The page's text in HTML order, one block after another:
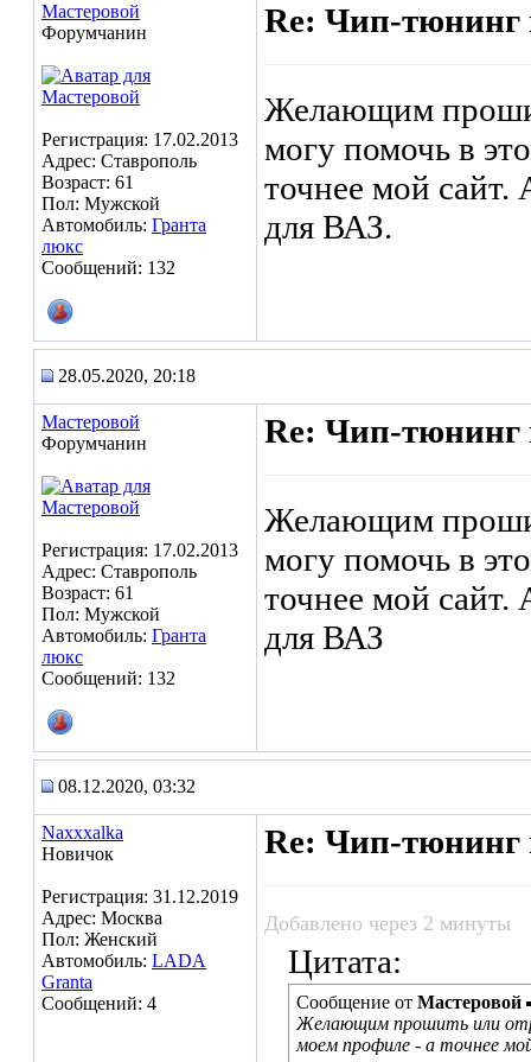
Мастеровой
Форумчанин
Регистрация: 17.02.2013
Адрес: Ставрополь
Возраст: 61
Пол: Мужской
Автомобиль: Гранта
люкс
Сообщений: 132
Re: Чип-тюнинг
Желающим
могу помочь в
точнее мой
для ВАЗ.
28.05.2020, 20:18
Мастеровой
Форумчанин
Регистрация: 17.02.2013
Адрес: Ставрополь
Возраст: 61
Пол: Мужской
Автомобиль: Гранта
люкс
Сообщений: 132
Re: Чип-тюнинг
Желающим
могу помочь в
точнее мой
для ВАЗ
08.12.2020, 03:32
Naxxxalka
Новичок
Регистрация: 31.12.2019
Адрес: Москва
Пол: Женский
Автомобиль: LADA
Granta
Сообщений: 4
Re: Чип-тюнинг
Добавлено через 2 минуты
Цитата:
Сообщение от Мастеровой
Желающим прошить или
моем профиле - а точнее